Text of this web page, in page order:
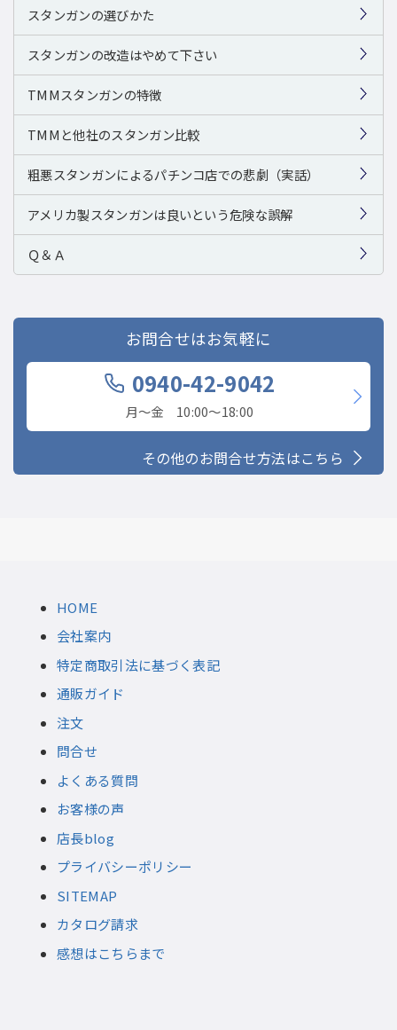
スタンガンの選びかた
スタンガンの改造はやめて下さい
TMMスタンガンの特徴
TMMと他社のスタンガン比較
粗悪スタンガンによるパチンコ店での悲劇（実話）
アメリカ製スタンガンは良いという危険な誤解
Ｑ＆Ａ
お問合せはお気軽に
0940-42-9042
月〜金 10:00〜18:00
その他のお問合せ方法はこちら
HOME
会社案内
特定商取引法に基づく表記
通販ガイド
注文
問合せ
よくある質問
お客様の声
店長blog
プライバシーポリシー
SITEMAP
カタログ請求
感想はこちらまで